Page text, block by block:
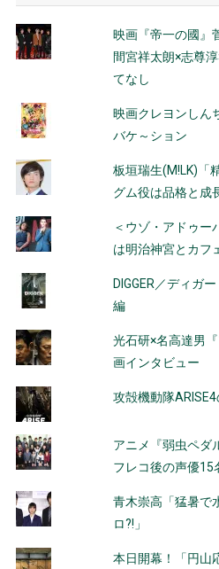
映画『帝一の國』
間宮祥太朗×志尊
てなし
映画クレヨンしん
バケ～ション
板垣瑞生(M!LK)「
グム役は品格と成
＜ウゾ・アドゥー
は明治神宮とカフ
DIGGER／ディガ
編
光石研×名高達男
画インタビュー
攻殻機動隊
アニメ『弱虫ペダ
フレコ後の声優15
青木崇高「猛暑で
ロ?!」
本日開幕！「円山